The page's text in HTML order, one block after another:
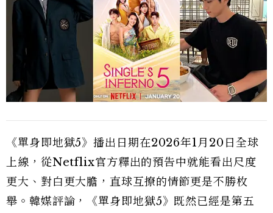
《單身即地獄5》播出日期在2026年1月20日全球
上線，從Netflix官方釋出的預告中就能看出尺度
更大、對白更大膽，直球互撩的情節更是不勝枚
舉。韓媒評論，《單身即地獄5》既然已經是第五